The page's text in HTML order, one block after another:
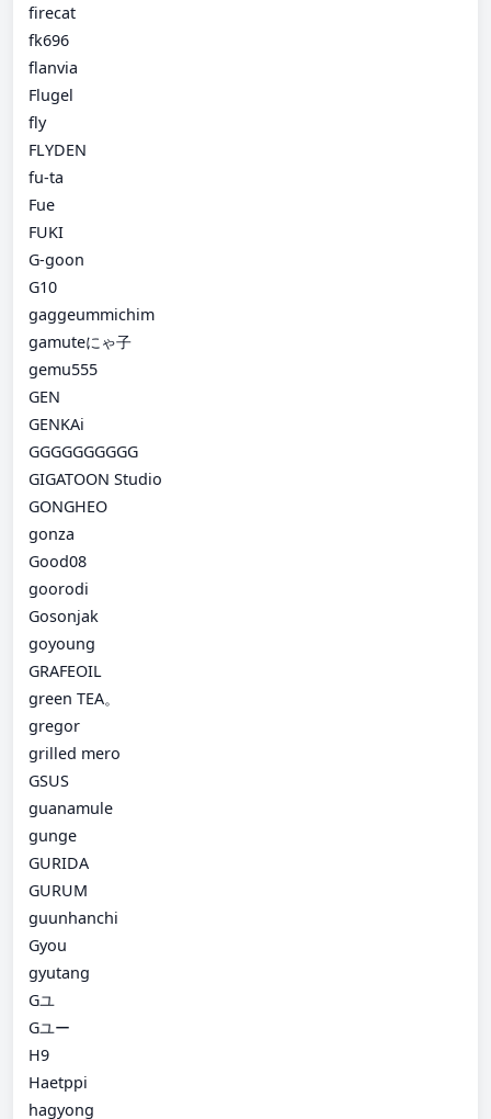
firecat
fk696
flanvia
Flugel
fly
FLYDEN
fu-ta
Fue
FUKI
G-goon
G10
gaggeummichim
gamuteにゃ子
gemu555
GEN
GENKAi
GGGGGGGGGG
GIGATOON Studio
GONGHEO
gonza
Good08
goorodi
Gosonjak
goyoung
GRAFEOIL
green TEA。
gregor
grilled mero
GSUS
guanamule
gunge
GURIDA
GURUM
guunhanchi
Gyou
gyutang
Gユ
Gユー
H9
Haetppi
hagyong